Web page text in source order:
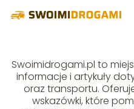
Swoimidrogami.pl to
informacje i artykuły
oraz transportu.
wskazówki, które